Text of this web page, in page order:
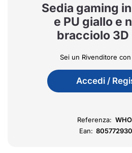
Sedia gaming
e PU giallo e
bracciolo
Sei un Rivenditore con
Accedi /
Referenza:
Ean: